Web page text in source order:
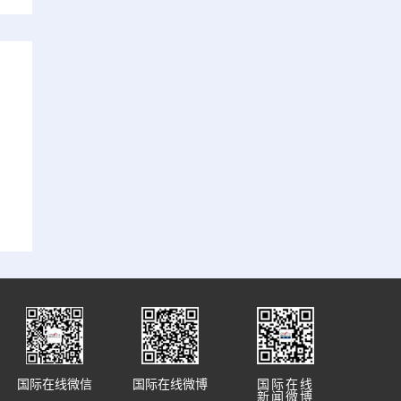
国际在线
新闻微博
国际在线微博
国际在线微信